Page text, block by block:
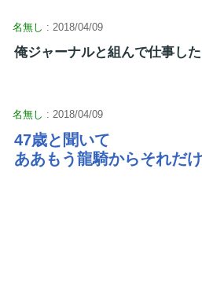
名無し : 2018/04/09
俺ジャーナルと組んで仕事し
名無し : 2018/04/09
47歳と聞いて
ああもう龍騎からそれだ